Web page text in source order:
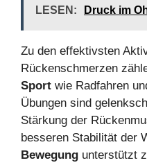
LESEN: Druck im
Zu den effektivsten
Rückenschmerzen
Sport wie Radfahren
Übungen sind
Stärkung der
besseren Stabilität der
Bewegung unterstützt